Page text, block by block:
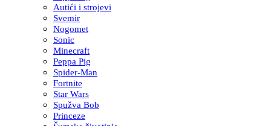
Autići i strojevi
Svemir
Nogomet
Sonic
Minecraft
Peppa Pig
Spider-Man
Fortnite
Star Wars
Spužva Bob
Princeze